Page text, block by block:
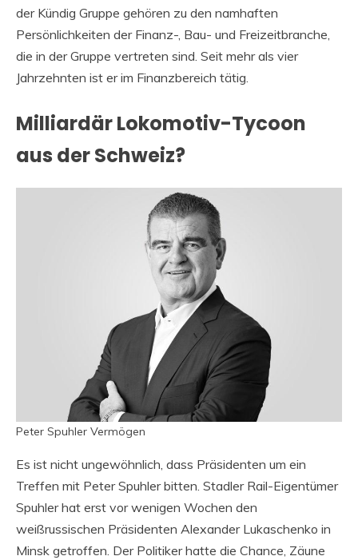
der Kündig Gruppe gehören zu den namhaften
Persönlichkeiten der Finanz-, Bau- und Freizeitbranche,
die in der Gruppe vertreten sind. Seit mehr als vier
Jahrzehnten ist er im Finanzbereich tätig.
Milliardär Lokomotiv-Tycoon
aus der Schweiz?
Peter Spuhler Vermögen
Es ist nicht ungewöhnlich, dass Präsidenten um ein
Treffen mit Peter Spuhler bitten. Stadler Rail-Eigentümer
Spuhler hat erst vor wenigen Wochen den
weißrussischen Präsidenten Alexander Lukaschenko in
Minsk getroffen. Der Politiker hatte die Chance, Zäune